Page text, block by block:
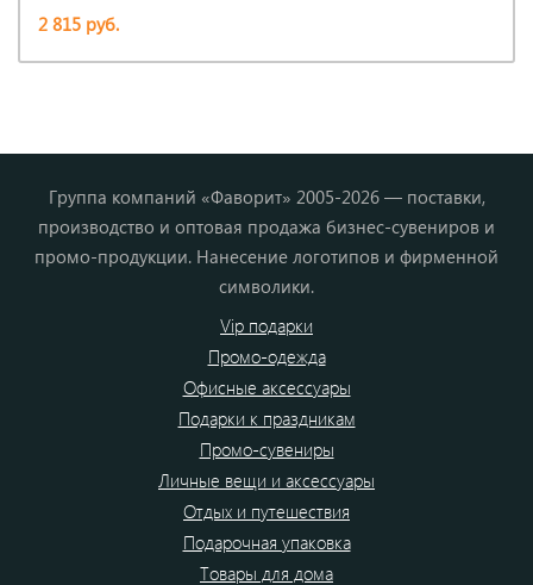
2 815 руб.
Группа компаний «Фаворит» 2005-2026 — поставки,
производство и оптовая продажа бизнес-сувениров и
промо-продукции. Нанесение логотипов и фирменной
символики.
Vip подарки
Промо-одежда
Офисные аксессуары
Подарки к праздникам
Промо-сувениры
Личные вещи и аксессуары
Отдых и путешествия
Подарочная упаковка
Товары для дома